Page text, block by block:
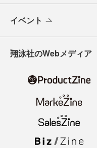
イベント
翔泳社のWebメディア